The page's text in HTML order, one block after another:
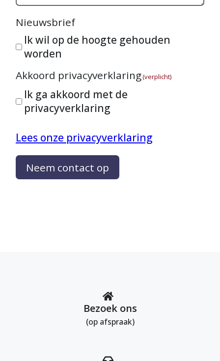
Nieuwsbrief
Ik wil op de hoogte gehouden
worden
Akkoord privacyverklaring(verplicht)
Ik ga akkoord met de
privacyverklaring
Lees onze privacyverklaring
Neem contact op
Bezoek ons
(op afspraak)